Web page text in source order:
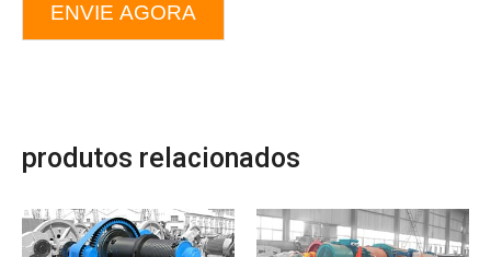
ENVIE AGORA
produtos relacionados